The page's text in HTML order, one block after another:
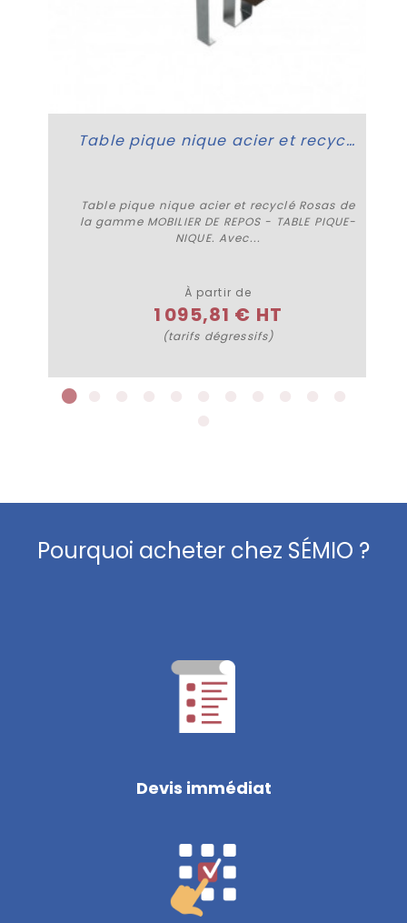
Table pique nique acier et recyclé Rosas
Table pique nique acier et recyclé Rosas de
la gamme MOBILIER DE REPOS - TABLE PIQUE-
NIQUE. Avec...
À partir de
1 095,81 € HT
(tarifs dégressifs)
Pourquoi acheter chez SÉMIO ?
Devis immédiat